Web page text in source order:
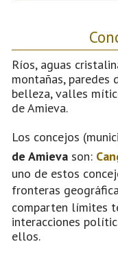
Ríos, aguas
montañas, paredes
belleza, valles
de Amieva.
Los concejos
de Amieva son:
uno de estos
fronteras
comparten límites
interacciones
ellos.